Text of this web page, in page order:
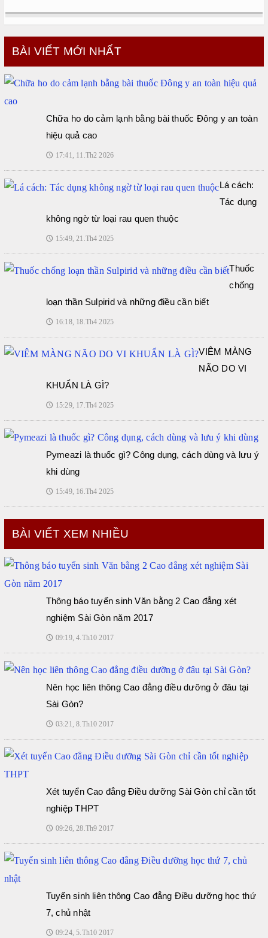
BÀI VIẾT MỚI NHẤT
Chữa ho do cảm lạnh bằng bài thuốc Đông y an toàn
hiệu quả cao
🕔 17:41, 11.Th2 2026
Lá cách:
Tác dụng
không ngờ từ loại rau quen thuộc
🕔 15:49, 21.Th4 2025
Thuốc
chống
loạn thần Sulpirid và những điều cần biết
🕔 16:18, 18.Th4 2025
VIÊM MÀNG
NÃO DO VI
KHUẨN LÀ GÌ?
🕔 15:29, 17.Th4 2025
Pymeazi là thuốc gì? Công dụng, cách dùng và lưu ý
khi dùng
🕔 15:49, 16.Th4 2025
BÀI VIẾT XEM NHIỀU
Thông báo tuyển sinh Văn bằng 2 Cao đẳng xét
nghiệm Sài Gòn năm 2017
🕔 09:19, 4.Th10 2017
Nên học liên thông Cao đẳng điều dưỡng ở đâu tại
Sài Gòn?
🕔 03:21, 8.Th10 2017
Xét tuyển Cao đẳng Điều dưỡng Sài Gòn chỉ cần tốt
nghiệp THPT
🕔 09:26, 28.Th9 2017
Tuyển sinh liên thông Cao đẳng Điều dưỡng học thứ
7, chủ nhật
🕔 09:24, 5.Th10 2017